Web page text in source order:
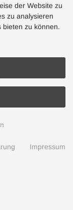
der Website zu
zu analysieren
bieten zu können.
Impressum